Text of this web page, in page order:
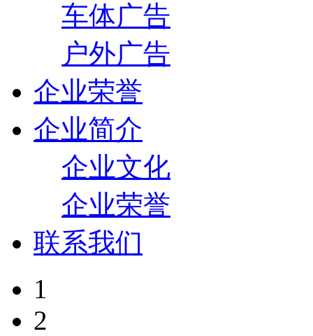
车体广告
户外广告
企业荣誉
企业简介
企业文化
企业荣誉
联系我们
1
2